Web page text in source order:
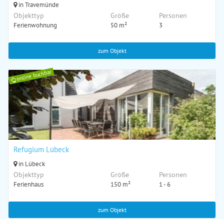
in Travemünde
Objekttyp
Ferienwohnung
Größe
50 m²
Personen
3
zum Objekt
online buchbar
Refugium Lübeck
in Lübeck
Objekttyp
Ferienhaus
Größe
150 m²
Personen
1 - 6
zum Objekt